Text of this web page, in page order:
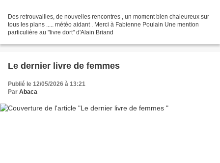
Des retrouvailles, de nouvelles rencontres , un moment bien chaleureux sur
tous les plans ..... météo aidant . Merci à Fabienne Poulain Une mention
particulière au "livre dort" d'Alain Briand
Le dernier livre de femmes
Publié le 12/05/2026 à 13:21
Par Abaca